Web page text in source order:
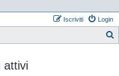
Login
Iscriviti
attivi